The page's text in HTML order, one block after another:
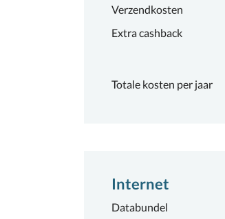
Verzendkosten
Extra cashback
Totale kosten per jaar
Internet
Databundel